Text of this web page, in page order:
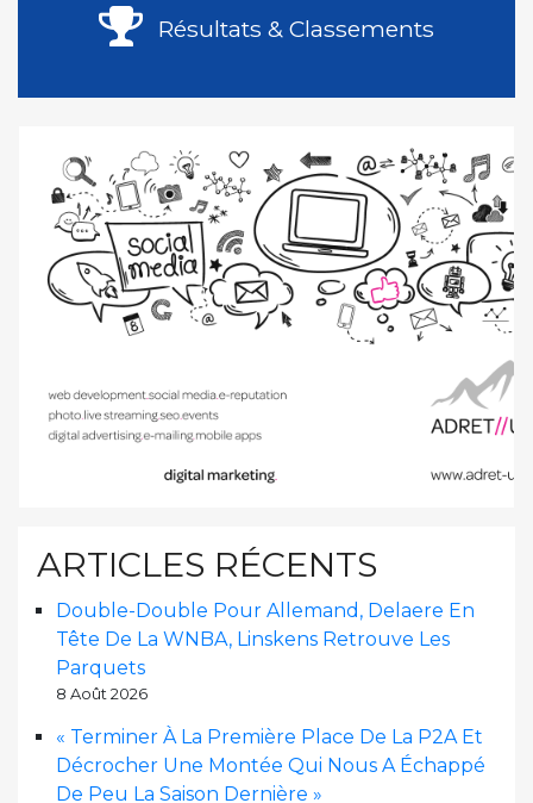
Résultats & Classements
ARTICLES RÉCENTS
Double-Double Pour Allemand, Delaere En
Tête De La WNBA, Linskens Retrouve Les
Parquets
8 Août 2026
« Terminer À La Première Place De La P2A Et
Décrocher Une Montée Qui Nous A Échappé
De Peu La Saison Dernière »